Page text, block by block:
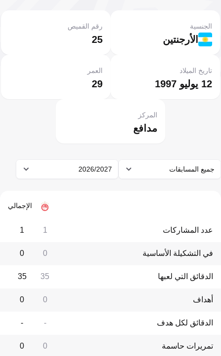
الأرجنتين
الجنسية
25
رقم القميص
12 يوليو 1997
تاريخ الميلاد
29
العمر
مدافع
المركز
جميع المسابقات 2026/2027
الإجمالي
عدد المشاركات 1
1
في التشكيلة الأساسية 0
0
الدقائق التي لعبها 35
35
أهداف 0
0
الدقائق لكل هدف -
-
تمريرات حاسمة 0
0